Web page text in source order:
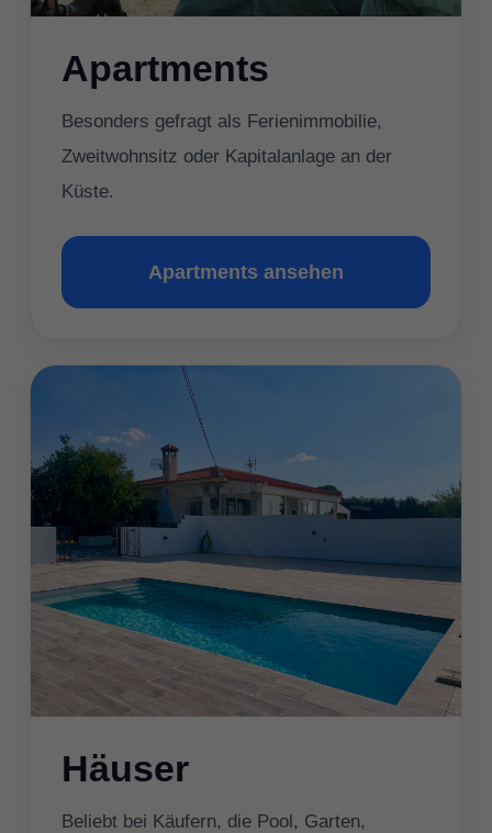
Apartments
Besonders gefragt als Ferienimmobilie,
Zweitwohnsitz oder Kapitalanlage an der
Küste.
Apartments ansehen
Häuser
Beliebt bei Käufern, die Pool, Garten,